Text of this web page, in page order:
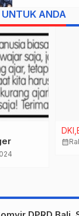
UNTUK ANDA
Bali